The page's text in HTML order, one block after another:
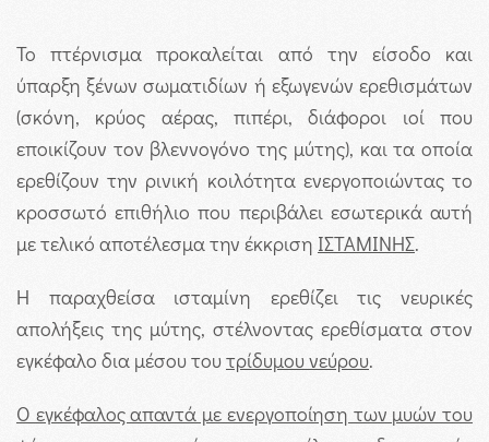
Το πτέρνισμα προκαλείται από την είσοδο και
ύπαρξη ξένων σωματιδίων ή εξωγενών ερεθισμάτων
(σκόνη, κρύος αέρας, πιπέρι, διάφοροι ιοί που
εποικίζουν τον βλεννογόνο της μύτης), και τα οποία
ερεθίζουν την ρινική κοιλότητα ενεργοποιώντας το
κρoσσωτό επιθήλιο που περιβάλει εσωτερικά αυτή
με τελικό αποτέλεσμα την έκκριση ΙΣΤΑΜΙΝΗΣ.
Η παραχθείσα ισταμίνη ερεθίζει τις νευρικές
απολήξεις της μύτης, στέλνοντας ερεθίσματα στον
εγκέφαλο δια μέσου τουτρίδυμου νεύρου.
Ο εγκέφαλος απαντά με ενεργοποίηση των μυών του